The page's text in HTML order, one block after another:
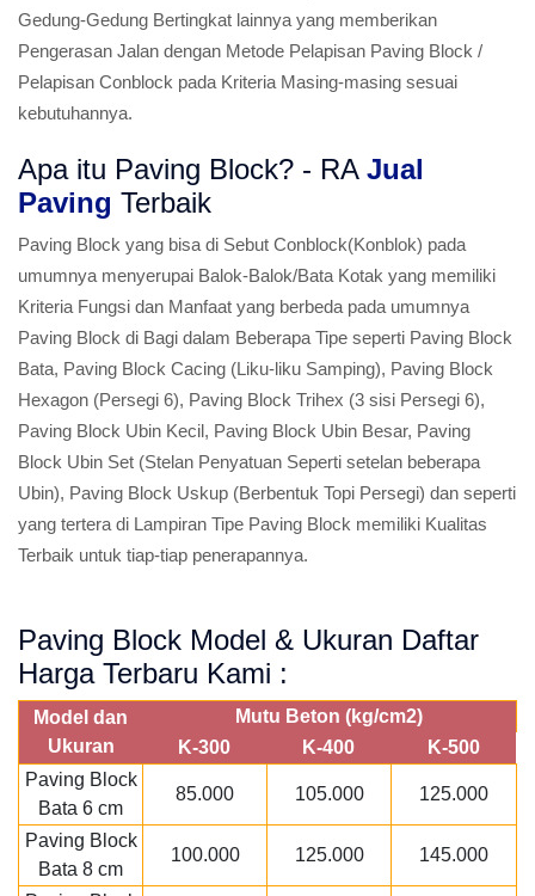
Gedung-Gedung Bertingkat lainnya yang memberikan
Pengerasan Jalan dengan Metode Pelapisan Paving Block /
Pelapisan Conblock pada Kriteria Masing-masing sesuai
kebutuhannya.
Apa itu Paving Block? - RA Jual
Paving Terbaik
Paving Block yang bisa di Sebut Conblock(Konblok) pada
umumnya menyerupai Balok-Balok/Bata Kotak yang memiliki
Kriteria Fungsi dan Manfaat yang berbeda pada umumnya
Paving Block di Bagi dalam Beberapa Tipe seperti Paving Block
Bata, Paving Block Cacing (Liku-liku Samping), Paving Block
Hexagon (Persegi 6), Paving Block Trihex (3 sisi Persegi 6),
Paving Block Ubin Kecil, Paving Block Ubin Besar, Paving
Block Ubin Set (Stelan Penyatuan Seperti setelan beberapa
Ubin), Paving Block Uskup (Berbentuk Topi Persegi) dan seperti
yang tertera di Lampiran Tipe Paving Block memiliki Kualitas
Terbaik untuk tiap-tiap penerapannya.
Paving Block Model & Ukuran Daftar
Harga Terbaru Kami :
Model dan
Ukuran
Mutu Beton (kg/cm2)
K-300
K-400
K-500
Paving Block
Bata 6 cm
85.000 105.000 125.000
Paving Block
Bata 8 cm
100.000 125.000 145.000